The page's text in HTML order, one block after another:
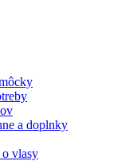
a doplnky
vlasy